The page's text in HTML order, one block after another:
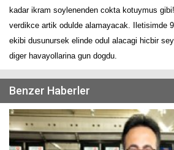
kadar ikram soylenenden cokta kotuymus
verdikce artik odulde alamayacak. Iletisimde
ekibi dusunursek elinde odul alacagi hicbir
diger havayollarina gun dogdu.
Benzer Haberler